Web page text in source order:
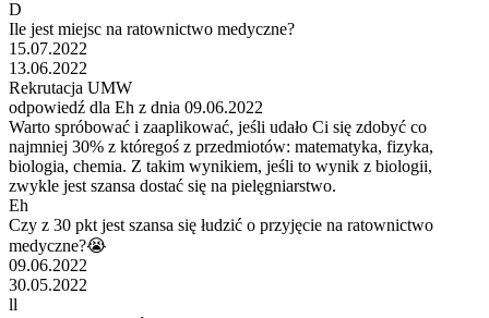
D
Ile jest miejsc na ratownictwo medyczne?
15.07.2022
13.06.2022
Rekrutacja UMW
odpowiedź dla Eh z dnia 09.06.2022
Warto spróbować i zaaplikować, jeśli udało Ci się zdobyć co
najmniej 30% z któregoś z przedmiotów: matematyka, fizyka,
biologia, chemia. Z takim wynikiem, jeśli to wynik z biologii,
zwykle jest szansa dostać się na pielęgniarstwo.
Eh
Czy z 30 pkt jest szansa się łudzić o przyjęcie na ratownictwo
medyczne?😭
09.06.2022
30.05.2022
ll